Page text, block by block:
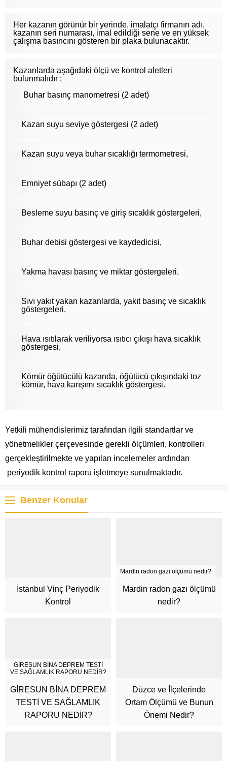
Her kazanın görünür bir yerinde, imalatçı firmanın adı,
kazanın seri numarası, imal edildiği sene ve en yüksek
çalışma basıncını gösteren bir plaka bulunacaktır.
Kazanlarda aşağıdaki ölçü ve kontrol aletleri
bulunmalıdır ;
Buhar basınç manometresi (2 adet)
Kazan suyu seviye göstergesi (2 adet)
Kazan suyu veya buhar sıcaklığı termometresi,
Emniyet sübapı (2 adet)
Besleme suyu basınç ve giriş sıcaklık göstergeleri,
Buhar debisi göstergesi ve kaydedicisi,
Yakma havası basınç ve miktar göstergeleri,
Sıvı yakıt yakan kazanlarda, yakıt basınç ve sıcaklık
göstergeleri,
Hava ısıtılarak veriliyorsa ısıtıcı çıkışı hava sıcaklık
göstergesi,
Kömür öğütücülü kazanda, öğütücü çıkışındaki toz
kömür, hava karışımı sıcaklık göstergesi.
Yetkili mühendislerimiz tarafından ilgili standartlar ve
yönetmelikler çerçevesinde gerekli ölçümleri, kontrolleri
gerçekleştirilmekte ve yapılan incelemeler ardından
periyodik kontrol raporu işletmeye sunulmaktadır.
Benzer Konular
İstanbul Vinç Periyodik
Kontrol
Mardin radon gazı ölçümü nedir?
Mardin radon gazı ölçümü
nedir?
GİRESUN BİNA DEPREM TESTİ
VE SAĞLAMLIK RAPORU NEDİR?
GİRESUN BİNA DEPREM
TESTİ VE SAĞLAMLIK
RAPORU NEDİR?
Düzce ve İlçelerinde
Ortam Ölçümü ve Bunun
Önemi Nedir?